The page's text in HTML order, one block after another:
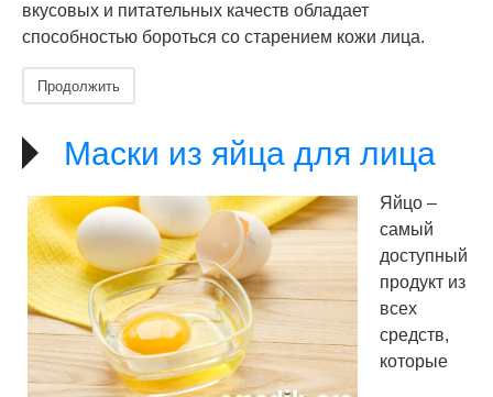
вкусовых и питательных качеств обладает
способностью бороться со старением кожи лица.
Продолжить
Маски из яйца для лица
Яйцо –
самый
доступный
продукт из
всех
средств,
которые